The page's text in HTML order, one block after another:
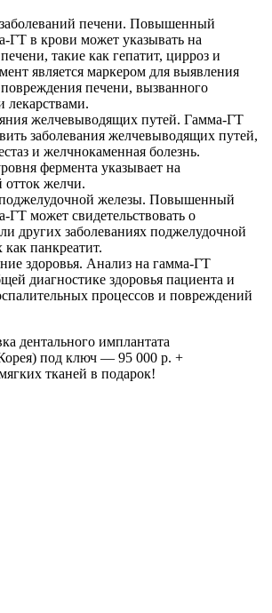
печени. Повышенный
ГТ в крови может указывать на
такие как гепатит, цирроз и
является маркером для выявления
повреждения печени, вызванного
лекарствами.
желчевыводящих путей. Гамма-ГТ
заболевания желчевыводящих путей,
и желчнокаменная болезнь.
фермента указывает на
отток желчи.
железы. Повышенный
ГТ может свидетельствовать о
других заболеваниях поджелудочной
панкреатит.
здоровья. Анализ на гамма-ГТ
диагностике здоровья пациента и
процессов и повреждений